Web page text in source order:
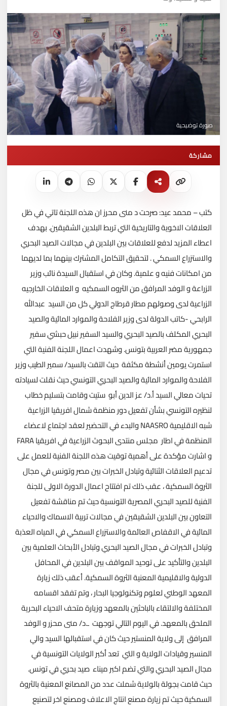
صورة توضيحية
مشاركة
كتب – محمد عيد: صرحت د منى محرز ان هذه اللجنة تاتي في ظل
العلاقات الاخوية والتاريخية التي تربط البلدين الشقيقين. بهدف
اعطاء المزيد لدفع للعلاقات بين البلدين في مجالات الصيد البحري
والاستزراع السمكي . لتحقيق التكامل المشترك بينهما بما لديهما
من امكانات فنيه و علمية.وكان في استقبال السيدة نائب وزير
الزراعة و الوفد المرافق من الثروه السمكيه و العلاقات الخارجيه
الزراعية لدى وصولهم مطار قرطاج الدولي كل من السيد عبدالله
الرابحي -كاتب الدولة لدى وزير الفلاحة والموارد المائية والصيد
البحري المكلف بالصيد البحري والسيد السفير نبيل حبشي سفير
جمهورية مضر العربية بتونس. وشهدت اعمال اللجنة الفنية التي
استمرت يومين أنشطة مكثفة حيث التقت بالسيد/ سمير الطيب وزير
الفلاحة والموارد المائية والصيد البحري التونسي حيث نقلت لسيادته
تحيات معالي السيد أ.د/ عز الدين أبو ستيت وقامت بتسليم خطاب
لنظيره التونسي بشأن تفعيل دور منظمة شمال افريقيا الزراعية
شبه الاقليمية NAASRO والبدء في التحضير لعقد اجتماع لاعضاء
المنظمة في اطار مجلس منتدى البحوث الزراعية في افريقيا FARA
و اشارت مؤكدة على أهمية توقيت هذه اللجنة الفنية للعمل على
تدعيم العلاقات الثنائية وتبادل الخبرات بين مصر وتونس في مجال
الثروة السمكية ، عقب ذلك تم افتتاح اعمال الدورة الاولى للجنة
الفنية للصيد البحري المصرية التونسية حيث تم مناقشة تفعيل
التعاون بين البلدين الشقيقين في مجالات تربية الاسماك والاحياء
المائية في الاقفاص العائمة والاستزراع السمكي في المياه العذبة
وتبادل الخبرات في مجال الصيد البحري وتبادل الأبحاث العلمية بين
البلدين والتأكيد على توحيد المواقف بين البلدين في المحافل
الدولية والاقليمية المعنية الثروة السمكية. أعقب ذلك زيارة
المعهد الوطني لعلوم وتكنولوجيا البحار ، وتم تفقد اقسامه
المختلفة والالتقاء بالباحثين بالمعهد وزيارة متحف الاحياء البحرية
الملحق بالمعهد. في اليوم التالي توجهت ـ.د/ منى محزر و الوفد
المرافق إلى ولاية المنستير حيث كان في استقبالها السيد والي
المنسير وقيادات الولاية و التي تعد أكبر الولايات التونسية في
مجال الصيد البحري والتي تضم اكبر ميناء صيد بحري في تونس.
حيث قامت بجولة بالولاية شملت عدد من المصانع المعنية بالثروة
السمكية حيث تم زيارة مصنع انتاج الاعلاف ومصنع اخر لتصنيع